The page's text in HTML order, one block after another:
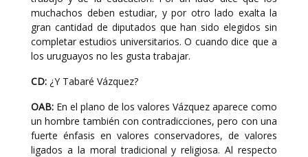
muchachos deben estudiar, y por otro lado exalta la
gran cantidad de diputados que han sido elegidos sin
completar estudios universitarios. O cuando dice que a
los uruguayos no les gusta trabajar.
CD: ¿Y Tabaré Vázquez?
OAB: En el plano de los valores Vázquez aparece como
un hombre también con contradicciones, pero con una
fuerte énfasis en valores conservadores, de valores
ligados a la moral tradicional y religiosa. Al respecto